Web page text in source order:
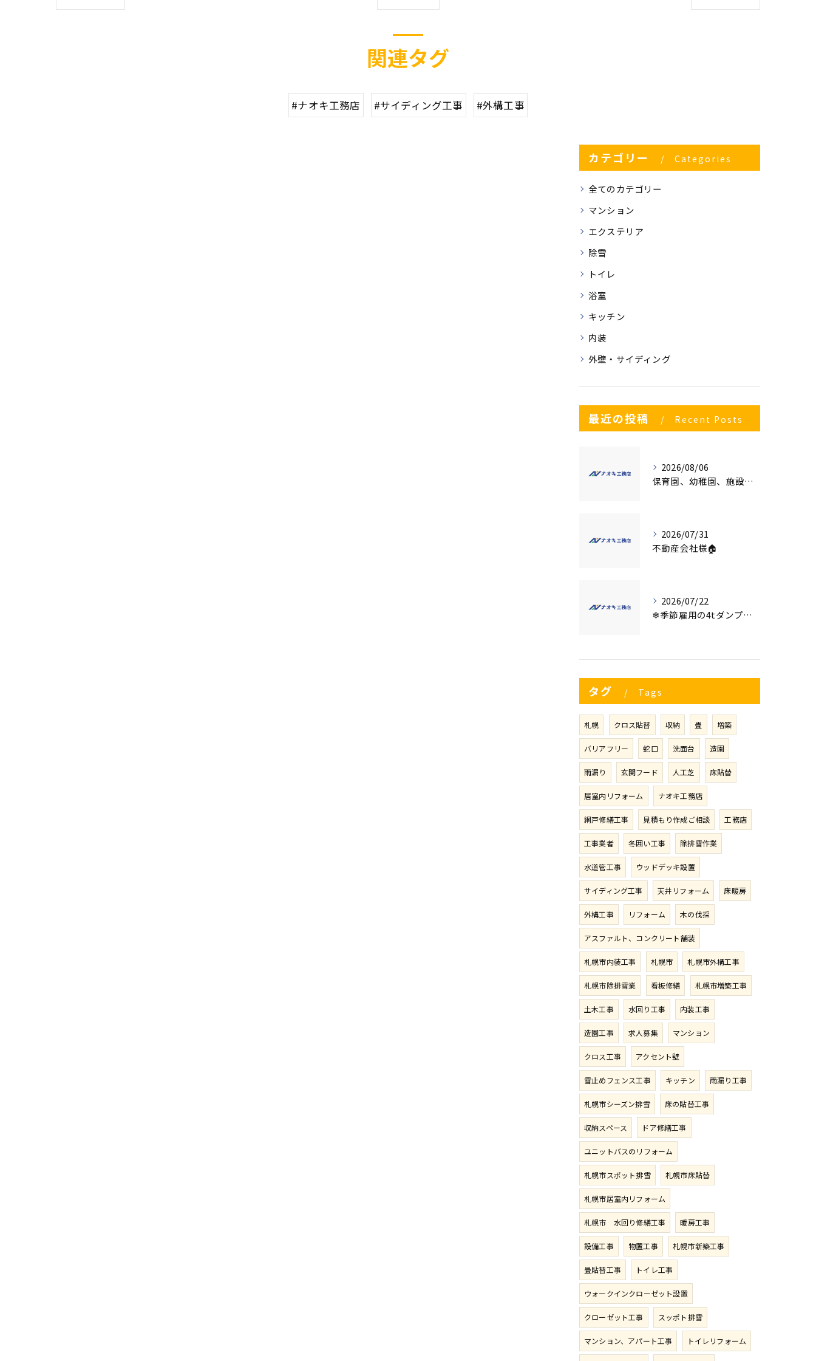
関連タグ
#ナオキ工務店 #サイディング工事 #外構工事
カテゴリー Categories
全てのカテゴリー
マンション
エクステリア
除雪
トイレ
浴室
キッチン
内装
外壁・サイディング
最近の投稿 Recent Posts
2026/08/06
保育園、幼稚園、施設様！！内装リフォームでお悩み事はございませんか？
2026/07/31
不動産会社様🏠
2026/07/22
❄季節雇用の4tダンプの運転手募集⛄
タグ Tags
札幌 クロス貼替 収納 畳 増築
バリアフリー 蛇口 洗面台 造園
雨漏り 玄関フード 人工芝 床貼替
居室内リフォーム ナオキ工務店
網戸修繕工事 見積もり作成ご相談 工務店
工事業者 冬囲い工事 除排雪作業
水道管工事 ウッドデッキ設置
サイディング工事 天井リフォーム 床暖房
外構工事 リフォーム 木の伐採
アスファルト、コンクリート舗装
札幌市内装工事 札幌市 札幌市外構工事
札幌市除排雪業 看板修繕 札幌市増築工事
土木工事 水回り工事 内装工事
造園工事 求人募集 マンション
クロス工事 アクセント壁
雪止めフェンス工事 キッチン 雨漏り工事
札幌市シーズン排雪 床の貼替工事
収納スペース ドア修繕工事
ユニットバスのリフォーム
札幌市スポット排雪 札幌市床貼替
札幌市居室内リフォーム
札幌市 水回り修繕工事 暖房工事
設備工事 物置工事 札幌市新築工事
畳貼替工事 トイレ工事
ウォークインクローゼット設置
クローゼット工事 スッポト排雪
マンション、アパート工事 トイレリフォーム